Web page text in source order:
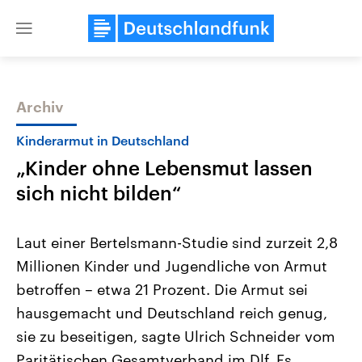
Close
Themen
Landtagswahl Sachsen-Anhalt
2026
Alle Informationen
Sachsen-Anhalt wählt am 6.
September 2026 einen neuen
Landtag. Seit 2021 wird das
Bundesland von einer Koalition aus
USA
Aktuelle Beiträge,
Hintergründe
Wirtschaftlich und
gehören die Vereinigten
den mächtigsten Ländern
mit großem Einfluss auf
Archiv
Kinderarmut in Deutschland
„Kinder ohne Lebensmut lassen
sich nicht bilden“
Laut einer Bertelsmann-Studie sind zurzeit 2,8
Millionen Kinder und Jugendliche von Armut
betroffen – etwa 21 Prozent. Die Armut sei
hausgemacht und Deutschland reich genug,
sie zu beseitigen, sagte Ulrich Schneider vom